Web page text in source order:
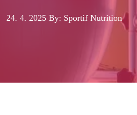
24. 4. 2025 By: Sportif Nutrition